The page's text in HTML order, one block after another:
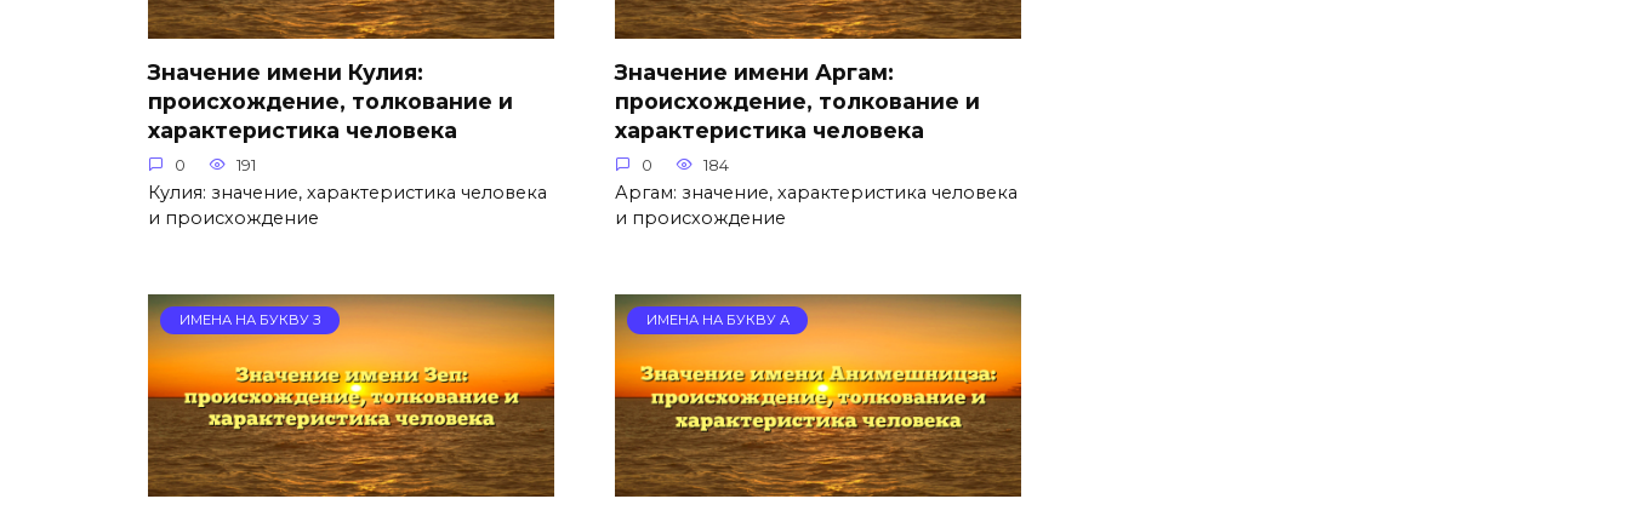
Значение имени Кулия:
происхождение, толкование и
характеристика человека
0 191
Кулия: значение, характеристика человека
и происхождение
Значение имени Аргам:
происхождение, толкование и
характеристика человека
0 184
Аргам: значение, характеристика человека
и происхождение
ИМЕНА НА БУКВУ З ИМЕНА НА БУКВУ А